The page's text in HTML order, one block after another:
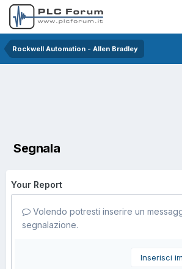
Rockwell Automation - Allen Bradley
Segnala
Your Report
Volendo potresti inserire un
segnalazione.
Inserisci